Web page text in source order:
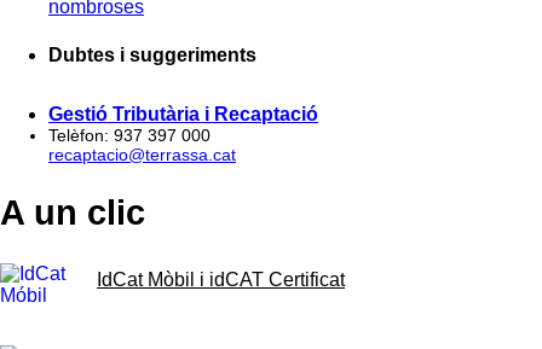
nombroses
Dubtes i suggeriments
Gestió Tributària i Recaptació
Telèfon: 937 397 000
recaptacio@terrassa.cat
A un clic
IdCat Mòbil i idCAT Certificat